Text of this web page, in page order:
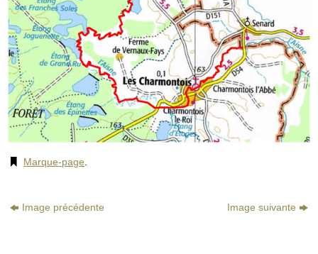
Marque-page.
Image précédente Image suivante